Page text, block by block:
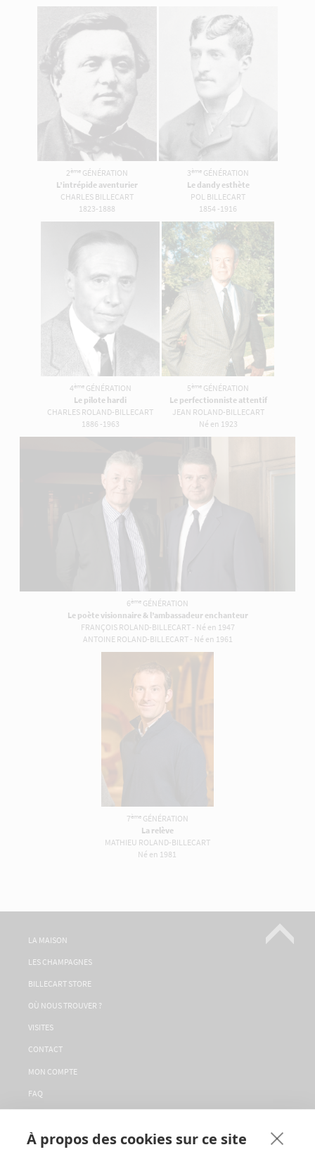
À propos des cookies sur ce site
2ème GÉNÉRATION
L’intrépide aventurier
CHARLES BILLECART
1823-1888
3ème GÉNÉRATION
Le dandy esthète
POL BILLECART
1854 -1916
4èmeGÉNÉRATION
Le pilote hardi
CHARLES ROLAND-BILLECART
1886 -1963
5ème GÉNÉRATION
Le perfectionniste attentif
JEAN ROLAND-BILLECART
Né en 1923
6ème GÉNÉRATION
Le poète visionnaire & l’ambassadeur enchanteur
FRANÇOIS ROLAND-BILLECART - Né en 1947
ANTOINE ROLAND-BILLECART - Né en 1961
7èmeGÉNÉRATION
La relève
MATHIEU ROLAND-BILLECART
Né en 1981
LA MAISON
LES CHAMPAGNES
BILLECART STORE
OÙ NOUS TROUVER ?
VISITES
CONTACT
MON COMPTE
FAQ
SERVICE CLIENT